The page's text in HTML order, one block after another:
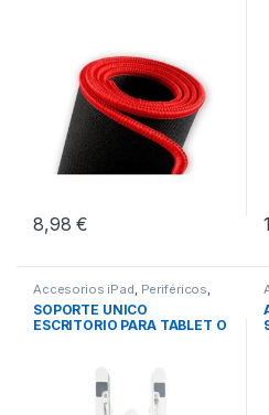
8,98€
Accesorios iPad, Periféricos,
Soportes iPad
SOPORTE UNICO
ESCRITORIO PARA TABLET O